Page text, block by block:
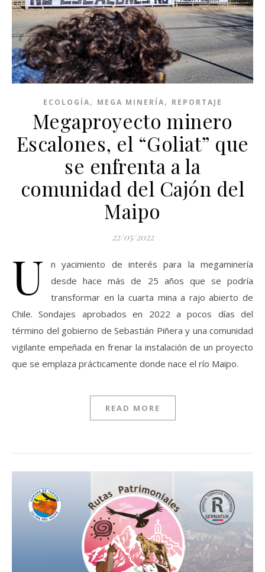
ECOLOGÍA, MEGA MINERÍA, REPORTAJE
Megaproyecto minero
Escalones, el “Goliat” que
se enfrenta a la
comunidad del Cajón del
Maipo
22/05/2022
U
n yacimiento de interés para la megaminería
desde hace más de 25 años que se podría
transformar en la cuarta mina a rajo abierto de
Chile. Sondajes aprobados en 2022 a pocos días del
término del gobierno de Sebastián Piñera y una comunidad
vigilante empeñada en frenar la instalación de un proyecto
que se emplaza prácticamente donde nace el río Maipo.
READ MORE